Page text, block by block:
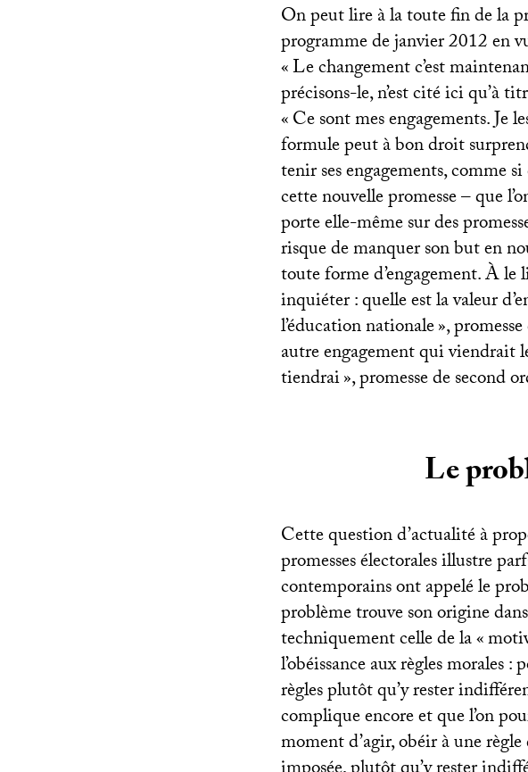
On peut lire à la toute fin de la
programme de janvier 2012 en
«Le changement c’est
précisons-le, n’est cité ici qu’à
«Ce sont mes engagements. Je
formule peut à bon droit
tenir ses engagements, comme
cette nouvelle promesse – que
porte elle-même sur des
risque de manquer son but en
toute forme d’engagement. À
inquiéter : quelle est la valeur
l’éducation nationale»,
autre engagement qui viendrait
tiendrai», promesse de second
Le
Cette question d’actualité à
promesses électorales illustre
contemporains ont appelé le
problème trouve son origine
techniquement celle de la «
l’obéissance aux règles
règles plutôt qu’y rester
complique encore et que l’on
moment d’agir, obéir à une